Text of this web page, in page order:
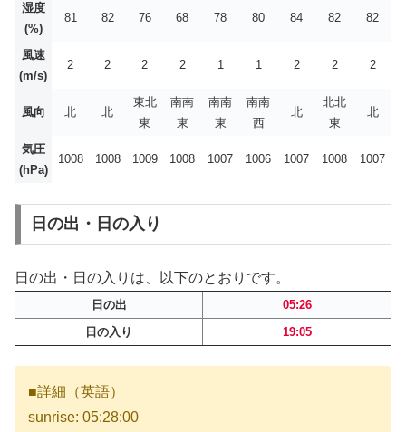
湿度
(%)
81 82 76 68 78 80 84 82 82
風速
(m/s)
2 2 2 2 1 1 2 2 2
風向 北 北
東北
東
南南
東
南南
東
南南
西
北
北北
東
北
気圧
(hPa)
1008 1008 1009 1008 1007 1006 1007 1008 1007
日の出・日の入り
日の出・日の入りは、以下のとおりです。
日の出
05:26
日の入り
19:05
■詳細（英語）
sunrise: 05:28:00